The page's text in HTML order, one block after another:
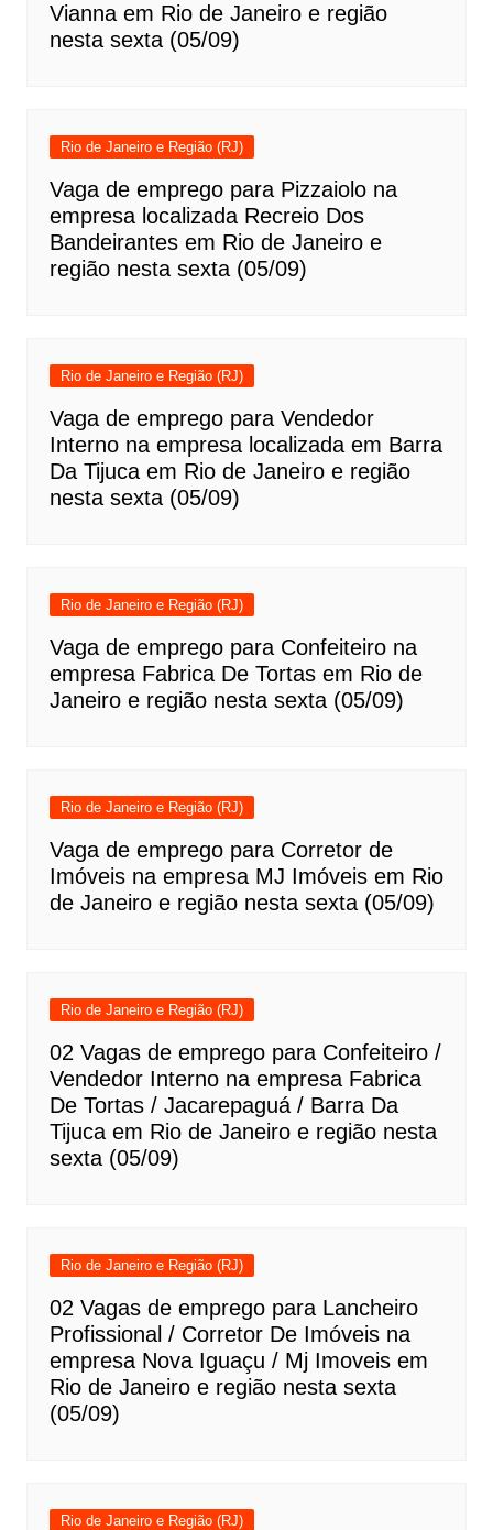
Vianna em Rio de Janeiro e região
nesta sexta (05/09)
Rio de Janeiro e Região (RJ)
Vaga de emprego para Pizzaiolo na
empresa localizada Recreio Dos
Bandeirantes em Rio de Janeiro e
região nesta sexta (05/09)
Rio de Janeiro e Região (RJ)
Vaga de emprego para Vendedor
Interno na empresa localizada em Barra
Da Tijuca em Rio de Janeiro e região
nesta sexta (05/09)
Rio de Janeiro e Região (RJ)
Vaga de emprego para Confeiteiro na
empresa Fabrica De Tortas em Rio de
Janeiro e região nesta sexta (05/09)
Rio de Janeiro e Região (RJ)
Vaga de emprego para Corretor de
Imóveis na empresa MJ Imóveis em Rio
de Janeiro e região nesta sexta (05/09)
Rio de Janeiro e Região (RJ)
02 Vagas de emprego para Confeiteiro /
Vendedor Interno na empresa Fabrica
De Tortas / Jacarepaguá / Barra Da
Tijuca em Rio de Janeiro e região nesta
sexta (05/09)
Rio de Janeiro e Região (RJ)
02 Vagas de emprego para Lancheiro
Profissional / Corretor De Imóveis na
empresa Nova Iguaçu / Mj Imoveis em
Rio de Janeiro e região nesta sexta
(05/09)
Rio de Janeiro e Região (RJ)